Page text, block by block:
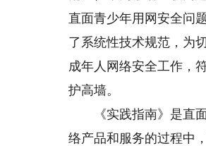
直面青少年用网安全问
了系统性技术规范，为
成年人网络安全工作，
护高墙。
《实践指南》是直面
络产品和服务的过程中